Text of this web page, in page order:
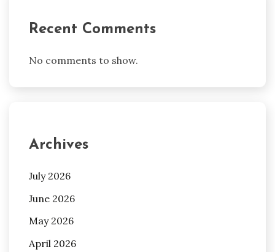
Recent Comments
No comments to show.
Archives
July 2026
June 2026
May 2026
April 2026